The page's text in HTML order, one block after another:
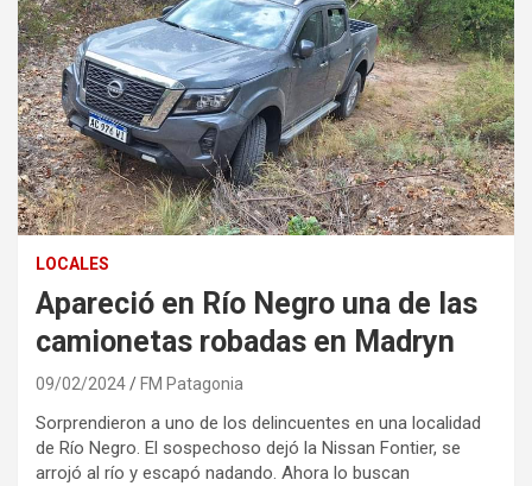
LOCALES
Apareció en Río Negro una de las
camionetas robadas en Madryn
09/02/2024 FM Patagonia
Sorprendieron a uno de los delincuentes en una localidad
de Río Negro. El sospechoso dejó la Nissan Fontier, se
arrojó al río y escapó nadando. Ahora lo buscan